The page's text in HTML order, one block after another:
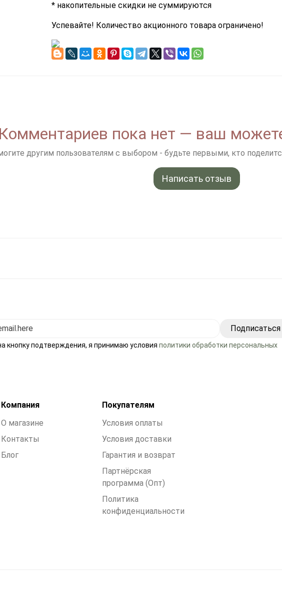
* накопительные скидки не суммируются
Успевайте! Количество акционного товара ограничено!
Комментариев пока нет — ваш
другим пользователям с выбором - будьте первыми, кто
Написать отзыв
кнопку подтверждения, я принимаю условия политики обработки персональных
Компания
О магазине
Контакты
Блог
Покупателям
Условия оплаты
Условия доставки
Гарантия и возврат
Партнёрская
программа (Опт)
Политика
конфиденциальности